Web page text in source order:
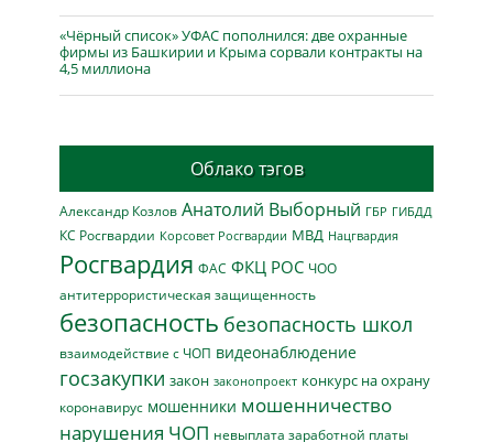
«Чёрный список» УФАС пополнился: две охранные
фирмы из Башкирии и Крыма сорвали контракты на
4,5 миллиона
Облако тэгов
Александр Козлов Анатолий Выборный ГБР ГИБДД
КС Росгвардии Корсовет Росгвардии МВД Нацгвардия
Росгвардия ФАС ФКЦ РОС ЧОО
антитеррористическая защищенность
безопасность безопасность школ
взаимодействие с ЧОП видеонаблюдение
госзакупки закон законопроект конкурс на охрану
коронавирус мошенники мошенничество
нарушения ЧОП невыплата заработной платы